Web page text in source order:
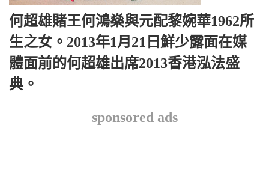
何超雄賭王何鴻燊與元配黎婉華1962所
生之女。2013年1月21日鮮少露面在媒
體面前的何超雄出席2013香港泓法盛
典。
sponsored ads